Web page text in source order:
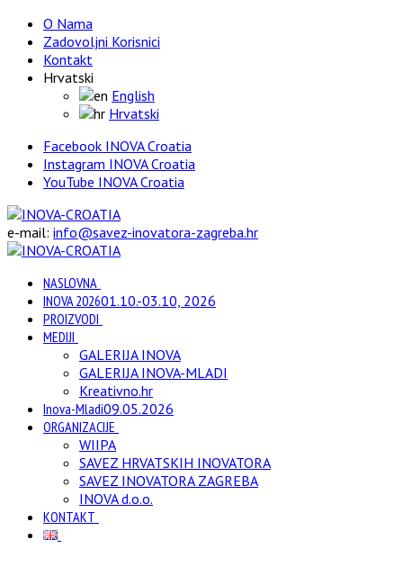
O Nama
Zadovoljni Korisnici
Kontakt
Hrvatski
English
Hrvatski
Facebook INOVA Croatia
Instagram INOVA Croatia
YouTube INOVA Croatia
e-mail: info@savez-inovatora-zagreba.hr
NASLOVNA
INOVA 202601.10.-03.10, 2026
PROIZVODI
MEDIJI
GALERIJA INOVA
GALERIJA INOVA-MLADI
Kreativno.hr
Inova-Mladi09.05.2026
ORGANIZACIJE
WIIPA
SAVEZ HRVATSKIH INOVATORA
SAVEZ INOVATORA ZAGREBA
INOVA d.o.o.
KONTAKT